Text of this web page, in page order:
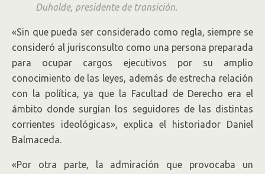
Duhalde, presidente de transición.
«Sin que pueda ser considerado como regla, siempre se
consideró al jurisconsulto como una persona preparada
para ocupar cargos ejecutivos por su amplio
conocimiento de las leyes, además de estrecha relación
con la política, ya que la Facultad de Derecho era el
ámbito donde surgían los seguidores de las distintas
corrientes ideológicas», explica el historiador Daniel
Balmaceda.
«Por otra parte, la admiración que provocaba un